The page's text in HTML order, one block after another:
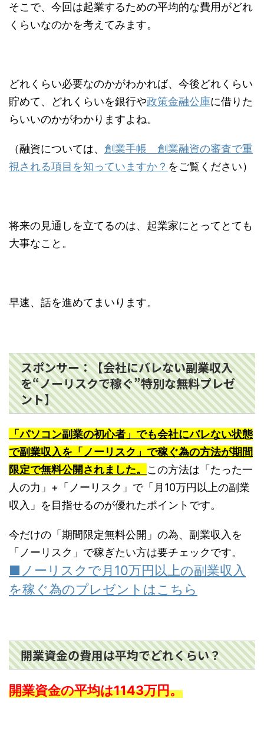
そこで、今回は起業するための平均的な費用がどれ
くらいなのかを考えてみます。
どれくらい必要なのかがわかれば、今後どれくらい
貯めて、どれくらいを銀行や政策金融公庫に借りた
らいいのかがわかりますよね。
（融資については、 創業手帳 創業融資の審査で重
視される項目を知っていますか？ をご覧ください）
将来の見通しを立てるのは、起業家にとってとても
大事なこと。
早速、話を進めてまいります。
スポンサー：【会社にバレない副業収入
を“ノーリスクで稼ぐ”特別な無料プレゼ
ント】
「パソコン副業の初心者」でも会社にバレない状態
で副業収入を「ノーリスク」で稼ぐ為の方法が期間
限定で無料公開されました。 この方法は「たった一
人の力」+「ノーリスク」で「月10万円以上の副業
収入」を目指せるのが優れたポイントです。
今だけの「期間限定無料公開」の為、副業収入を
「ノーリスク」で稼ぎたい方は要チェックです。
■ノーリスクで月10万円以上の副業収入
を稼ぐ為のプレゼントはこちら
開業資金の費用は平均でどれくらい？
開業資金の平均は1143万円。